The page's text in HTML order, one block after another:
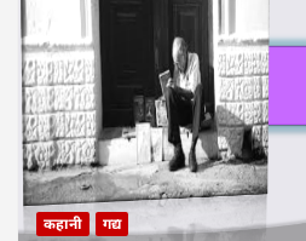
कहानी गद्य